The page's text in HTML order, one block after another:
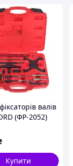
валів
(ФР-2052)
Купити